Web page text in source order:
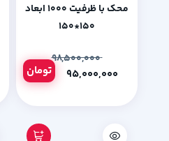
محک با ظرفیت 1000 ابعاد
150*150
۹۸,۵۰۰,۰۰۰
تومان